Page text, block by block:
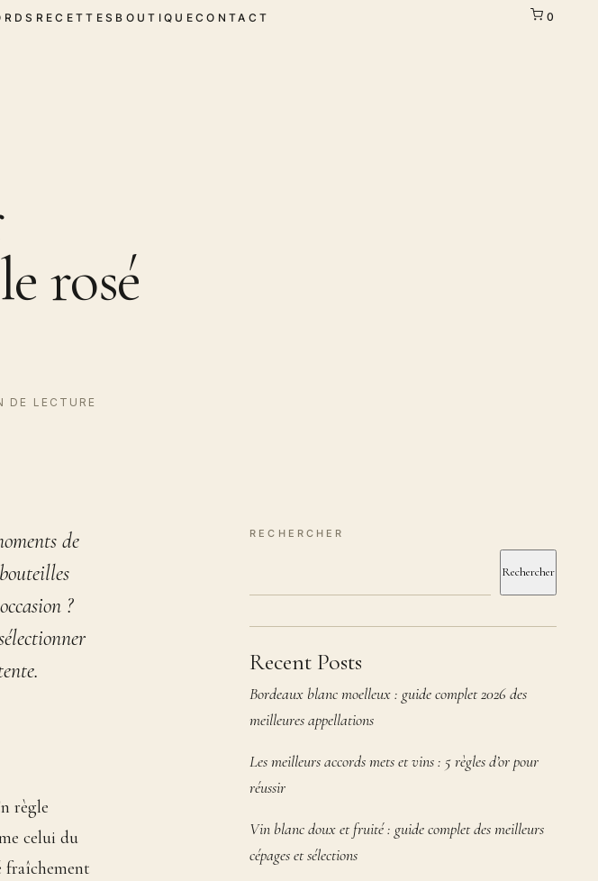
RECETTES BOUTIQUECONTACT 0
rosé
DE LECTURE
de
?
règle
celui du
fraîchement
RECHERCHER
Rechercher
Recent Posts
Bordeaux blanc moelleux : guide complet 2026 des
meilleures appellations
Les meilleurs accords mets et vins : 5 règles d’or pour
réussir
Vin blanc doux et fruité : guide complet des meilleurs
cépages et sélections